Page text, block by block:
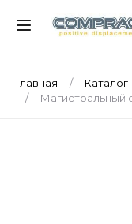
Главная Каталог
Магистральный